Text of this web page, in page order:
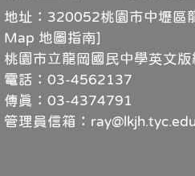
地址：320052桃園市中壢區
Map 地圖指南]
桃園市立龍岡國民中學英文版
電話：03-4562137
傳真：03-4374791
管理員信箱：